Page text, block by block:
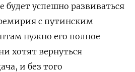
будет успешно развиваться
с путинским
нужно его полное
хотят вернуться
и без того